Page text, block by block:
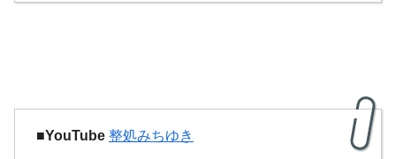
■YouTube 整処みちゆき